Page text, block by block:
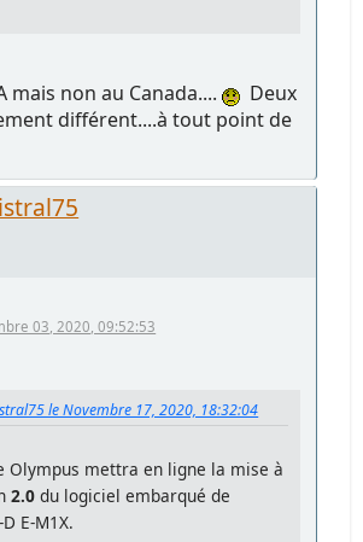
mais non au Canada....
Deux
différent....à tout point de
03, 2020, 09:52:53
le Novembre 17, 2020, 18:32:04
Olympus mettra en ligne la mise à
2.0 du logiciel embarqué de
E-M1X.